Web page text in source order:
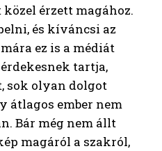
érzett magához.
és kíváncsi az
ez is a médiát
tartja,
sok olyan dolgot
átlagos ember nem
Bár még nem állt
magáról a szakról,